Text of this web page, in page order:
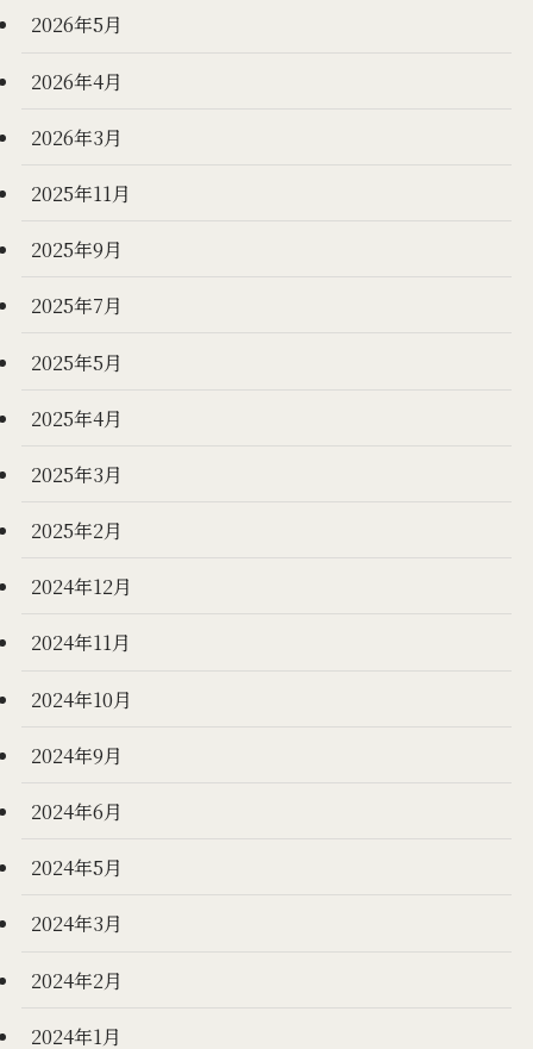
2026年5月
2026年4月
2026年3月
2025年11月
2025年9月
2025年7月
2025年5月
2025年4月
2025年3月
2025年2月
2024年12月
2024年11月
2024年10月
2024年9月
2024年6月
2024年5月
2024年3月
2024年2月
2024年1月